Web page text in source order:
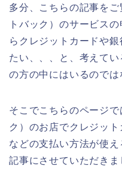
多分、こちらの記事を
トバック）のサービス
らクレジットカードや
たい、、、と、考えて
の方の中にはいるのでは
そこでこちらのページ
ク）のお店でクレジット
などの支払い方法が使
記事にさせていただきま